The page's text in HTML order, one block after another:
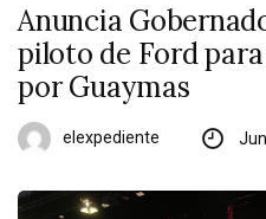
Anuncia
piloto de Ford
por Guaymas
elexpediente